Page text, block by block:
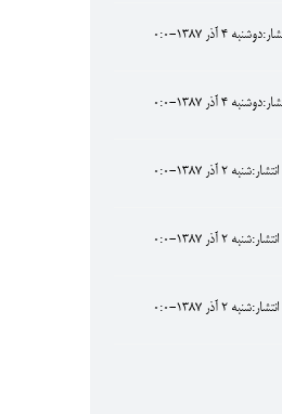
4 آذر 1387-0:0
4 آذر 1387-0:0
انتشار:شنبه 2 آذر 1387-0:0
انتشار:شنبه 2 آذر 1387-0:0
انتشار:شنبه 2 آذر 1387-0:0